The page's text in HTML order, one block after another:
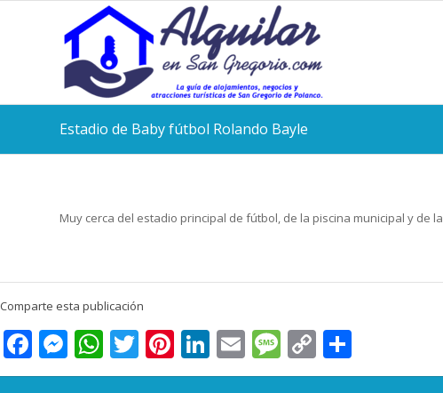
Estadio de Baby fútbol Rolando Bayle
Muy cerca del estadio principal de fútbol, de la piscina municipal y
Comparte esta publicación
Facebook
Messenger
WhatsApp
Twitter
Pinterest
LinkedIn
EmailMessage
Copy
Link